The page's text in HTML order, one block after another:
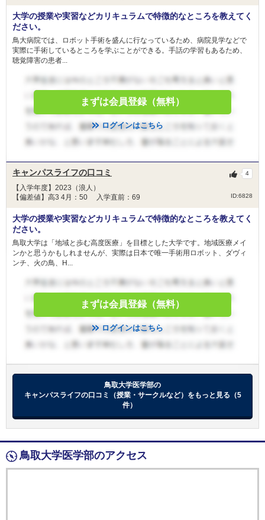
大学の授業や実習などカリキュラムで特徴的なところを教えてく
ださい。
鳥大病院では、ロボット手術を盛んに行なっているため、病院見学などで
実際に手術しているところを学ぶことができる。手話の学習もあるため、
聴覚障害の患者...
まずは会員登録（無料）
ログインはこちら
キャンパスライフの口コミ
【入学年度】2023（浪人）
【偏差値】高3 4月：50 入学直前：69
ID:6828
4
大学の授業や実習などカリキュラムで特徴的なところを教えてく
ださい。
鳥取大学は「地域と歩む高度医療」を目標とした大学です。地域医療メイ
ンかと思うかもしれませんが、実際は日本で唯一手術用ロボット、ダヴィ
ンチ、火の鳥、H...
まずは会員登録（無料）
ログインはこちら
鳥取大学医学部の
キャンパスライフの口コミ（授業・サークルなど）をもっと見る（5
件）
鳥取大学医学部のアクセス